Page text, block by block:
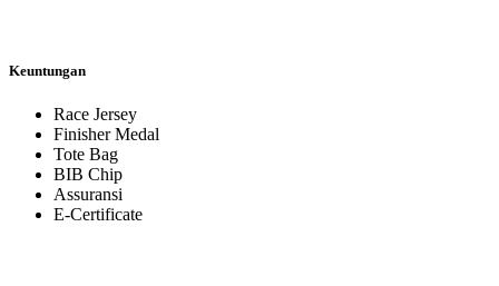
Keuntungan
Race Jersey
Finisher Medal
Tote Bag
BIB Chip
Assuransi
E-Certificate